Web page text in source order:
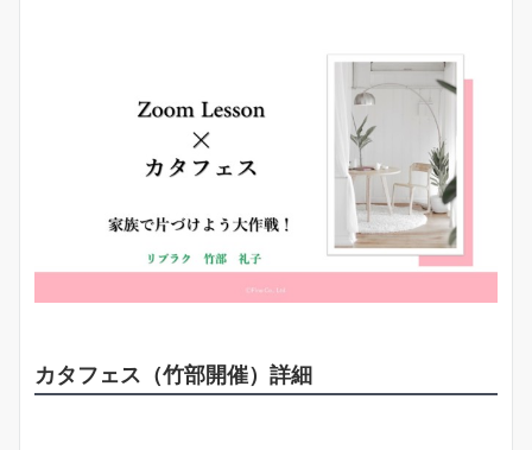
カタフェス（竹部開催）詳細